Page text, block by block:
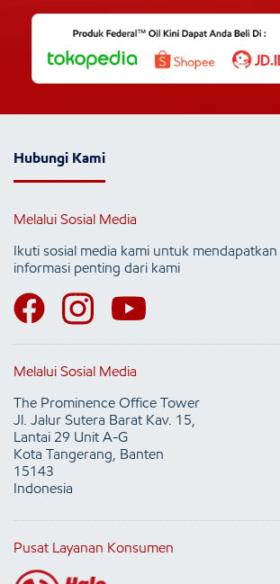
Hubungi Kami
Melalui Sosial Media
Ikuti sosial media kami untuk
informasi penting dari kami
Melalui Sosial Media
The Prominence Office Tower
Jl. Jalur Sutera Barat Kav. 15,
Lantai 29 Unit A-G
Kota Tangerang, Banten
15143
Indonesia
Pusat Layanan Konsumen